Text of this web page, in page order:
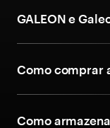
GALEON e
Como comprar
Como